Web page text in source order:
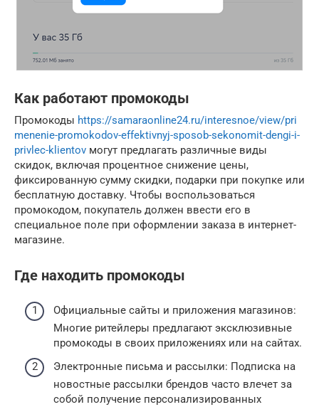
Как работают промокоды
Промокоды https://samaraonline24.ru/interesnoe/view/pri
menenie-promokodov-effektivnyj-sposob-sekonomit-dengi-i-
privlec-klientov могут предлагать различные виды
скидок, включая процентное снижение цены,
фиксированную сумму скидки, подарки при покупке или
бесплатную доставку. Чтобы воспользоваться
промокодом, покупатель должен ввести его в
специальное поле при оформлении заказа в интернет-
магазине.
Где находить промокоды
Официальные сайты и приложения магазинов:
Многие ритейлеры предлагают эксклюзивные
промокоды в своих приложениях или на сайтах.
Электронные письма и рассылки: Подписка на
новостные рассылки брендов часто влечет за
собой получение персонализированных